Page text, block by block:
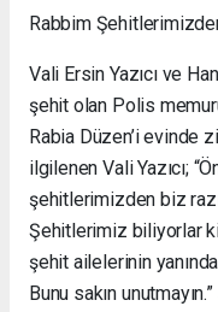
Rabbim
Vali Ersin Yazıcı ve
şehit olan Polis
Rabia Düzen’i evinde
ilgilenen Vali Yazıcı;
şehitlerimizden biz
Şehitlerimiz biliyorlar
şehit ailelerinin
Bunu sakın